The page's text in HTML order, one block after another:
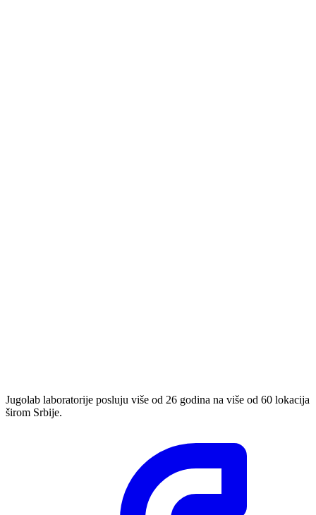
Jugolab laboratorije posluju više od 26 godina na više od 60 lokacija
širom Srbije.